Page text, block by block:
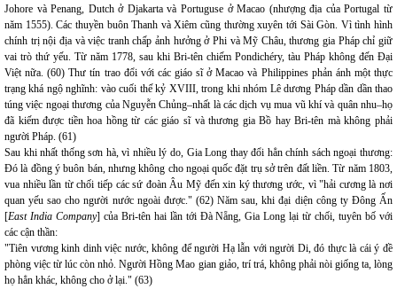
Johore và Penang, Dutch ở Djakarta và Portuguse ở Macao (nhượng địa của Portugal từ
năm 1555). Các thuyền buôn Thanh và Xiêm cũng thường xuyên tới Sài Gòn. Vì tình hình
chính trị nội địa và việc tranh chấp ảnh hưởng ở Phi và Mỹ Châu, thương gia Pháp chỉ giữ
vai trò thứ yếu. Từ năm 1778, sau khi Bri-tên chiếm Pondichéry, tàu Pháp không đến Đại
Việt nữa. (60) Thư tín trao đổi với các giáo sĩ ở Macao và Philippines phản ánh một thực
trạng khá ngộ nghĩnh: vào cuối thế kỷ XVIII, trong khi nhóm Lê dương Pháp dần dần thao
túng việc ngoại thương của Nguyễn Chủng–nhất là các dịch vụ mua vũ khí và quân nhu–họ
đã kiếm được tiền hoa hồng từ các giáo sĩ và thương gia Bồ hay Bri-tên mà không phải
người Pháp. (61)
Sau khi nhất thống sơn hà, vì nhiều lý do, Gia Long thay đổi hẳn chính sách ngoại thương:
Đó là đồng ý buôn bán, nhưng không cho ngoại quốc đặt trụ sở trên đất liền. Từ năm 1803,
vua nhiều lần từ chối tiếp các sứ đoàn Âu Mỹ đến xin ký thương ước, vì "hải cương là nơi
quan yếu sao cho người nước ngoài được." (62) Năm sau, khi đại diện công ty Đông Ấn
[East India Company] của Bri-tên hai lần tới Đà Nẵng, Gia Long lại từ chối, tuyên bố với
các cận thần:
"Tiên vương kinh dinh việc nước, không để người Hạ lẫn với người Di, đó thực là cái ý đề
phòng việc từ lúc còn nhỏ. Người Hồng Mao gian giảo, trí trá, không phải nòi giống ta, lòng
họ hẳn khác, không cho ở lại." (63)